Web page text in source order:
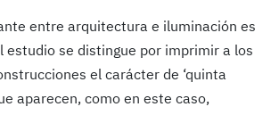
entre arquitectura e iluminación es
estudio se distingue por imprimir a los
el carácter de ‘quinta
aparecen, como en este caso,